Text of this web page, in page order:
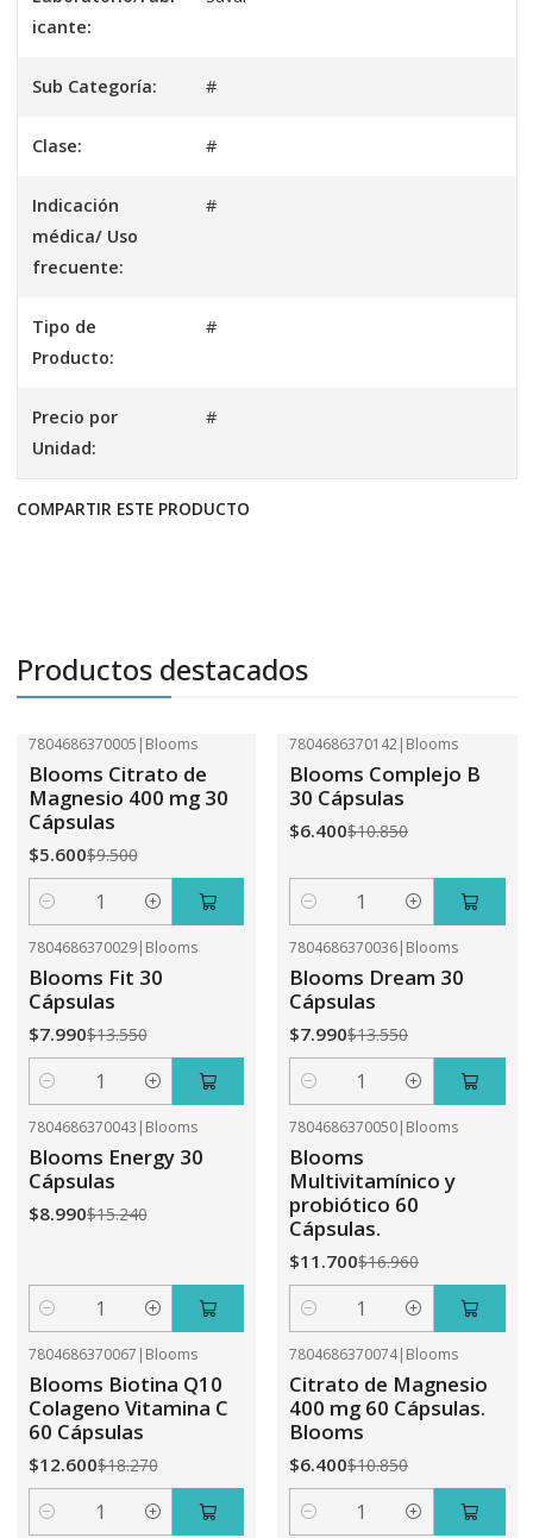
icante:
Sub Categoría: #
Clase: #
Indicación
médica/ Uso
frecuente:
#
Tipo de
Producto:
#
Precio por
Unidad:
#
COMPARTIR ESTE PRODUCTO
Productos destacados
7804686370005 | Blooms
Blooms Citrato de
Magnesio 400 mg 30
Cápsulas
$5.600$9.500
Cantidad
7804686370142| Blooms
Blooms Complejo B
30 Cápsulas
$6.400$10.850
Cantidad
7804686370029| Blooms
Blooms Fit 30
Cápsulas
$7.990$13.550
Cantidad
7804686370036| Blooms
Blooms Dream 30
Cápsulas
$7.990$13.550
Cantidad
7804686370043 | Blooms
Blooms Energy 30
Cápsulas
$8.990$15.240
Cantidad
7804686370050| Blooms
Blooms
Multivitamínico y
probiótico 60
Cápsulas.
$11.700$16.960
Cantidad
7804686370067 | Blooms
Blooms Biotina Q10
Colageno Vitamina C
60 Cápsulas
$12.600$18.270
Cantidad
7804686370074| Blooms
Citrato de Magnesio
400 mg 60 Cápsulas.
Blooms
$6.400$10.850
Cantidad